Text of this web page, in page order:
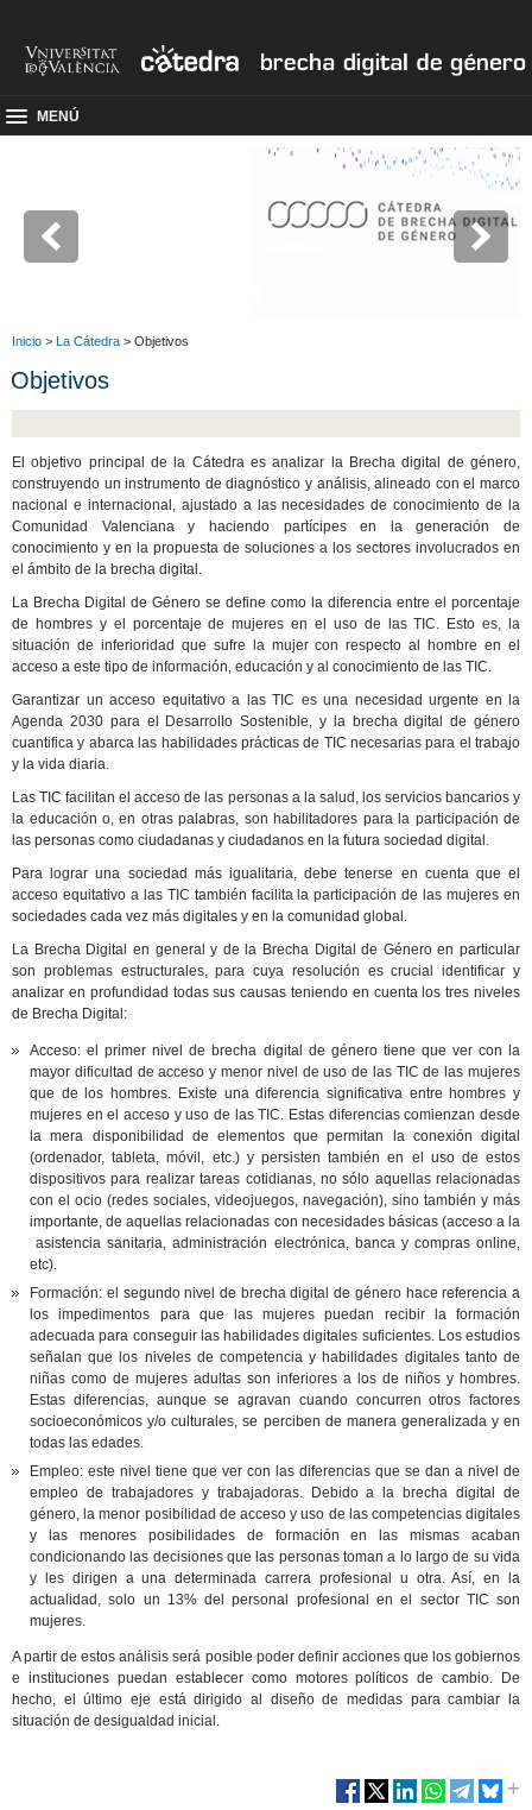
MENÚ
Inicio > La Cátedra > Objetivos
Objetivos
El objetivo principal de la Cátedra es analizar la Brecha digital de género,
construyendo un instrumento de diagnóstico y análisis, alineado con el marco
nacional e internacional, ajustado a las necesidades de conocimiento de la
Comunidad Valenciana y haciendo partícipes en la generación de
conocimiento y en la propuesta de soluciones a los sectores involucrados en
el ámbito de la brecha digital.
La Brecha Digital de Género se define como la diferencia entre el porcentaje
de hombres y el porcentaje de mujeres en el uso de las TIC. Esto es, la
situación de inferioridad que sufre la mujer con respecto al hombre en el
acceso a este tipo de información, educación y al conocimiento de las TIC.
Garantizar un acceso equitativo a las TIC es una necesidad urgente en la
Agenda 2030 para el Desarrollo Sostenible, y la brecha digital de género
cuantifica y abarca las habilidades prácticas de TIC necesarias para el trabajo
y la vida diaria.
Las TIC facilitan el acceso de las personas a la salud, los servicios bancarios y
la educación o, en otras palabras, son habilitadores para la participación de
las personas como ciudadanas y ciudadanos en la futura sociedad digital.
Para lograr una sociedad más igualitaria, debe tenerse en cuenta que el
acceso equitativo a las TIC también facilita la participación de las mujeres en
sociedades cada vez más digitales y en la comunidad global.
La Brecha Digital en general y de la Brecha Digital de Género en particular
son problemas estructurales, para cuya resolución es crucial identificar y
analizar en profundidad todas sus causas teniendo en cuenta los tres niveles
de Brecha Digital:
Acceso: el primer nivel de brecha digital de género tiene que ver con la
mayor dificultad de acceso y menor nivel de uso de las TIC de las mujeres
que de los hombres. Existe una diferencia significativa entre hombres y
mujeres en el acceso y uso de las TIC. Estas diferencias comienzan desde
la mera disponibilidad de elementos que permitan la conexión digital
(ordenador, tableta, móvil, etc.) y persisten también en el uso de estos
dispositivos para realizar tareas cotidianas, no sólo aquellas relacionadas
con el ocio (redes sociales, videojuegos, navegación), sino también y más
importante, de aquellas relacionadas con necesidades básicas (acceso a la
asistencia sanitaria, administración electrónica, banca y compras online,
etc).
Formación: el segundo nivel de brecha digital de género hace referencia a
los impedimentos para que las mujeres puedan recibir la formación
adecuada para conseguir las habilidades digitales suficientes. Los estudios
señalan que los niveles de competencia y habilidades digitales tanto de
niñas como de mujeres adultas son inferiores a los de niños y hombres.
Estas diferencias, aunque se agravan cuando concurren otros factores
socioeconómicos y/o culturales, se perciben de manera generalizada y en
todas las edades.
Empleo: este nivel tiene que ver con las diferencias que se dan a nivel de
empleo de trabajadores y trabajadoras. Debido a la brecha digital de
género, la menor posibilidad de acceso y uso de las competencias digitales
y las menores posibilidades de formación en las mismas acaban
condicionando las decisiones que las personas toman a lo largo de su vida
y les dirigen a una determinada carrera profesional u otra. Así, en la
actualidad, solo un 13% del personal profesional en el sector TIC son
mujeres.
A partir de estos análisis será posible poder definir acciones que los gobiernos
e instituciones puedan establecer como motores políticos de cambio. De
hecho, el último eje está dirigido al diseño de medidas para cambiar la
situación de desigualdad inicial.